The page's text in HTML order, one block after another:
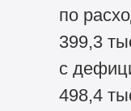
по
399,3
с
498,4